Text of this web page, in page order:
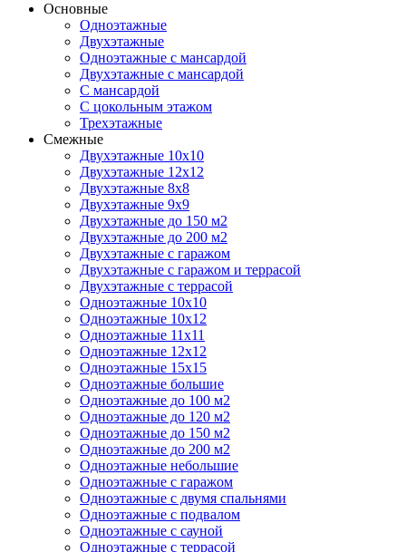
Основные
Одноэтажные
Двухэтажные
Одноэтажные с мансардой
Двухэтажные с мансардой
С мансардой
С цокольным этажом
Трехэтажные
Смежные
Двухэтажные 10х10
Двухэтажные 12х12
Двухэтажные 8х8
Двухэтажные 9х9
Двухэтажные до 150 м2
Двухэтажные до 200 м2
Двухэтажные с гаражом
Двухэтажные с гаражом и террасой
Двухэтажные с террасой
Одноэтажные 10х10
Одноэтажные 10х12
Одноэтажные 11х11
Одноэтажные 12х12
Одноэтажные 15х15
Одноэтажные большие
Одноэтажные до 100 м2
Одноэтажные до 120 м2
Одноэтажные до 150 м2
Одноэтажные до 200 м2
Одноэтажные небольшие
Одноэтажные с гаражом
Одноэтажные с двумя спальнями
Одноэтажные с подвалом
Одноэтажные с сауной
Одноэтажные с террасой